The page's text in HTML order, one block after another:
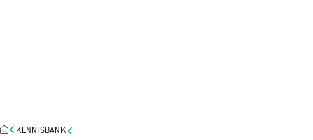
KENNISBANK